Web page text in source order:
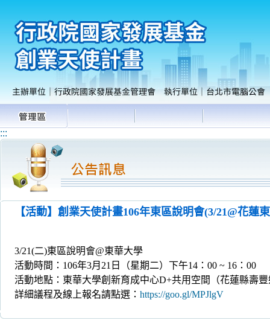
:::
【活動】創業天使計畫106年東區說明會(3/21@花蓮
3/21(二)東區說明會@東華大學
活動時間：106年3月21日（星期二）下午14：00 ~ 16：00
活動地點：東華大學創新育成中心D+共用空間（花蓮縣壽
詳細議程及線上報名請點選： https://goo.gl/MPJlgV